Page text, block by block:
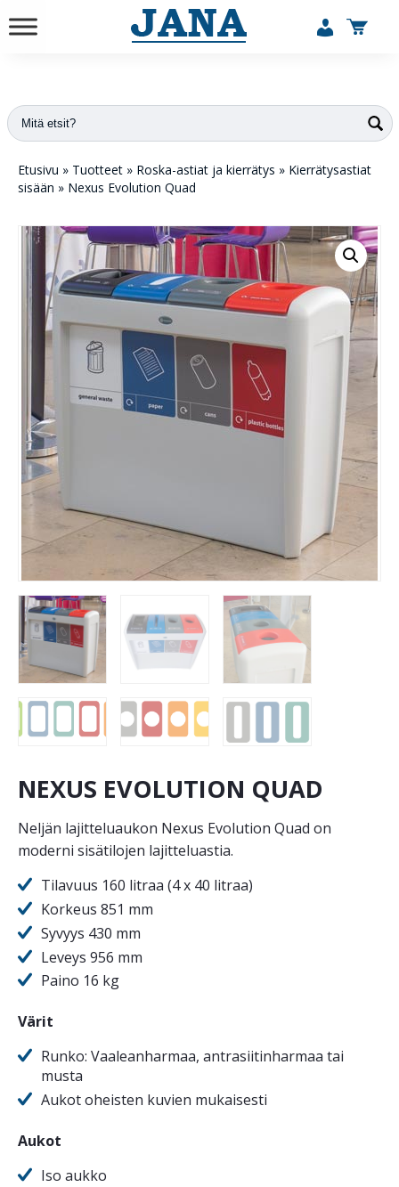
Etusivu » Tuotteet » Roska-astiat ja kierrätys » Kierrätysastiat
sisään » Nexus Evolution Quad
NEXUS EVOLUTION QUAD
Neljän lajitteluaukon Nexus Evolution Quad on
moderni sisätilojen lajitteluastia.
Tilavuus 160 litraa (4 x 40 litraa)
Korkeus 851 mm
Syvyys 430 mm
Leveys 956 mm
Paino 16 kg
Värit
Runko: Vaaleanharmaa, antrasiitinharmaa tai
musta
Aukot oheisten kuvien mukaisesti
Aukot
Iso aukko